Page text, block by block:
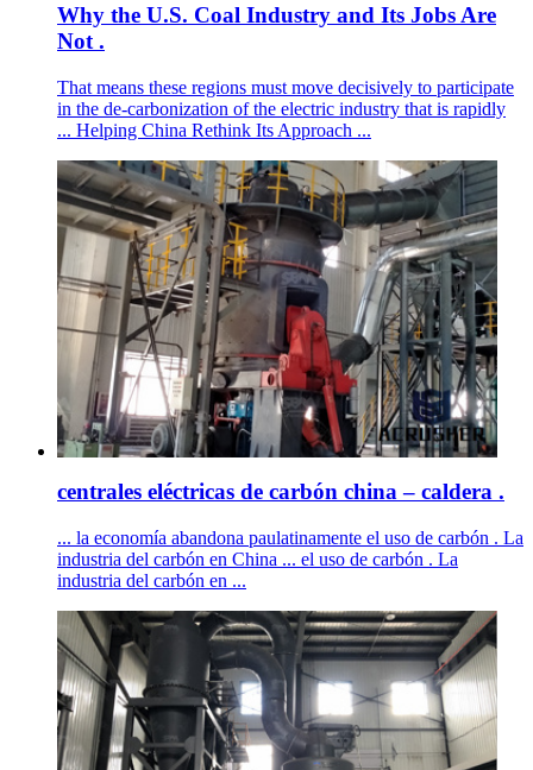
Why the U.S. Coal Industry and Its Jobs Are
Not .
That means these regions must move decisively to participate
in the de-carbonization of the electric industry that is rapidly
... Helping China Rethink Its Approach ...
centrales eléctricas de carbón china – caldera .
... la economía abandona paulatinamente el uso de carbón . La
industria del carbón en China ... el uso de carbón . La
industria del carbón en ...